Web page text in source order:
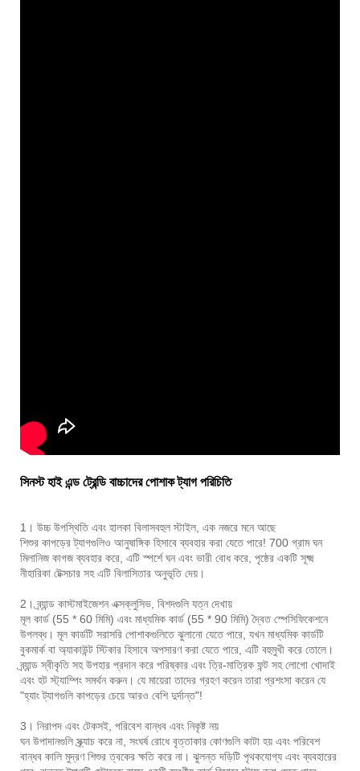
সিনস্ট হাই এন্ড ট্রেন্ডি বাচ্চাদের পোশাক ট্যাগ পরিচিতি
1। উচ্চ উপস্থিতি এবং হালকা বিলাসবহুল স্টাইল, এক নজরে মনে আছে
শিশুর কাপড়ের ট্যাগগুলিও আনুষাঙ্গিক হিসাবে ব্যবহার করা যেতে পারে! 700 গ্রাম ঘন
মিলানিজ কাগজ ব্যবহার করে, এটি স্পর্শে ঘন এবং ভারী বোধ করে, পৃষ্ঠের একটি সূক্ষ্ম
নীহারিকা টেক্সচার সহ এটি বিলাসিতার অনুভূতি দেয়।
2। ব্র্যান্ড কাস্টমাইজেশন এক্সক্লুসিভ, বিশদগুলি যত্ন দেখায়
মূল কার্ড (55 * 60 মিমি) এবং মাধ্যমিক কার্ড (55 * 90 মিমি) দ্বৈত স্পেসিফিকেশনে
উপলব্ধ। মূল কার্ডটি সরাসরি পোশাকগুলিতে ঝুলানো যেতে পারে, যখন মাধ্যমিক কার্ডটি
বুকমার্ক বা অ্যাকাউন্ট স্টিকার হিসাবে অপসারণ করা যেতে পারে, এটি বহুমুখী করে তোলে।
ব্র্যান্ড স্বীকৃতি সহ উপহার প্রদান করে পরিষ্কার এবং ত্রি-মাত্রিক ফন্ট সহ লোগো খোদাই
এবং হট স্ট্যাম্পিং সমর্থন করুন। যে মায়েরা তাদের গ্রহণ করেন তারা প্রশংসা করেন যে
"হ্যাং ট্যাগগুলি কাপড়ের চেয়ে আরও বেশি দুর্দান্ত"!
3। নিরাপদ এবং টেকসই, পরিবেশ বান্ধব এবং নিকৃষ্ট নয়
ঘন উপাদানগুলি স্ক্র্যাচ করে না, সংঘর্ষ রোধে বৃত্তাকার কোণগুলি কাটা হয় এবং পরিবেশ
বান্ধব কালি মুদ্রণ শিশুর ত্বকের ক্ষতি করে না। ঝুলন্ত দড়িটি পৃথকযোগ্য এবং ব্যবহারের